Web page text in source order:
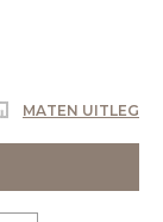
MATEN UITLEG